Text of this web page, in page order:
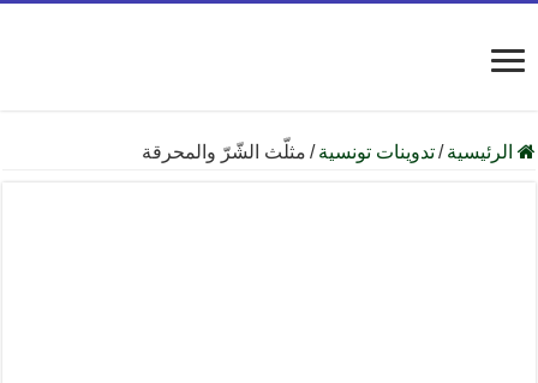
الرئيسية /تدوينات تونسية / مثلّث الشّرّ والمحرقة